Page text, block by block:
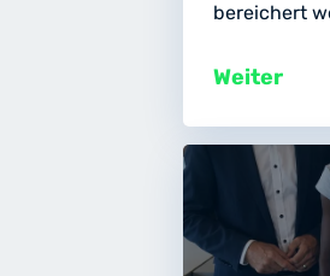
bereichert
Weiter